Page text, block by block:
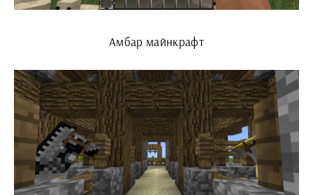
Амбар майнкрафт